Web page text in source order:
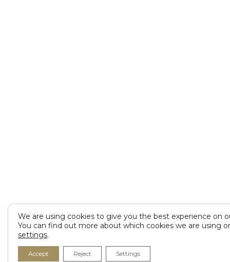
We are using cookies to give you the best experience on
You can find out more about which cookies we are using
settings.
Accept Reject Settings